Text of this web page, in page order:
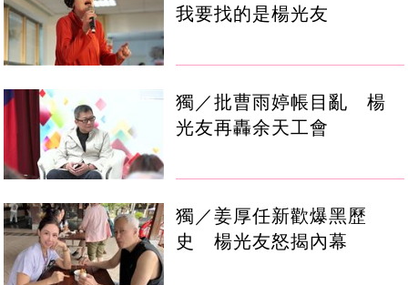
我要找的是楊光友
獨／批曹雨婷帳目亂 楊
光友再轟余天工會
獨／姜厚任新歡爆黑歷
史 楊光友怒揭內幕